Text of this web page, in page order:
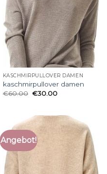
KASCHMIRPULLOVER DAMEN
kaschmirpullover damen
€60.00 €30.00
Angebot!